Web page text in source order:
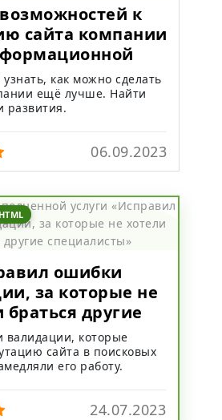
к
сайта компании
узнать, как можно сделать
ещё лучше. Найти
развития.
06.09.2023
ошибки
за которые не
браться другие
которые
сайта в поисковых
его работу.
24.07.2023